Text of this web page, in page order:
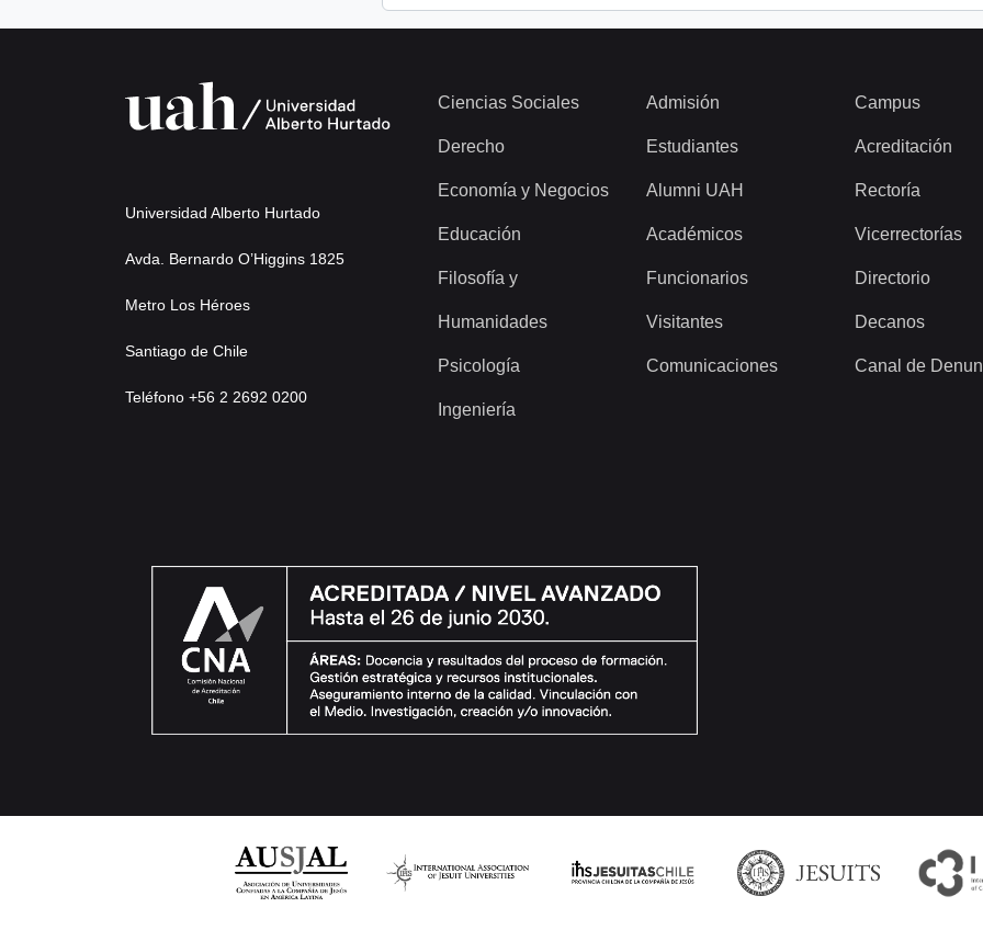
Universidad Alberto Hurtado
Avda. Bernardo O’Higgins 1825
Metro Los Héroes
Santiago de Chile
Teléfono +56 2 2692 0200
Ciencias Sociales
Derecho
Economía y Negocios
Educación
Filosofía y
Humanidades
Psicología
Ingeniería
Admisión
Estudiantes
Alumni UAH
Académicos
Funcionarios
Visitantes
Comunicaciones
Campus
Acreditación
Rectoría
Vicerrectorías
Directorio
Decanos
Canal de